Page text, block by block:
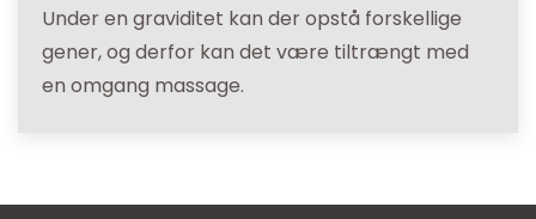
Under en graviditet kan der opstå forskellige
gener, og derfor kan det være tiltrængt med
en omgang massage.